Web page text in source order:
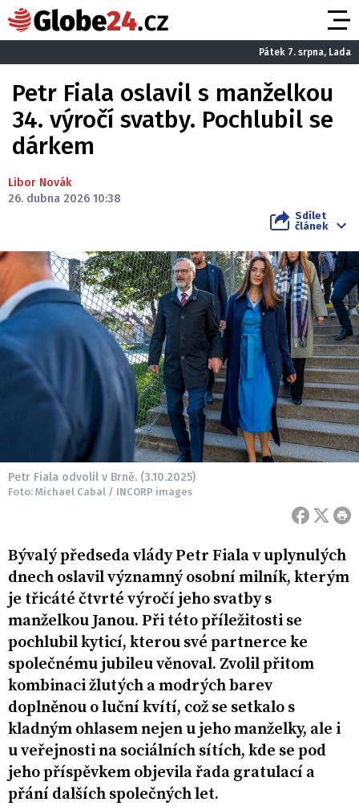
Pátek 7. srpna, Lada
Petr Fiala oslavil s manželkou
34. výročí svatby. Pochlubil se
dárkem
Libor Novák
26. dubna 2026 10:38
Sdílet
článek
Petr Fiala odvolil v Brně. (3.10.2025)
Foto: Michael Cabal / INCORP images
Bývalý předseda vlády Petr Fiala v uplynulých
dnech oslavil významný osobní milník, kterým
je třicáté čtvrté výročí jeho svatby s
manželkou Janou. Při této příležitosti se
pochlubil kyticí, kterou své partnerce ke
společnému jubileu věnoval. Zvolil přitom
kombinaci žlutých a modrých barev
doplněnou o luční kvítí, což se setkalo s
kladným ohlasem nejen u jeho manželky, ale i
u veřejnosti na sociálních sítích, kde se pod
jeho příspěvkem objevila řada gratulací a
přání dalších společných let.